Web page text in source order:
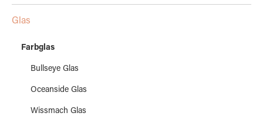
Glas
Farbglas
Bullseye Glas
Oceanside Glas
Wissmach Glas